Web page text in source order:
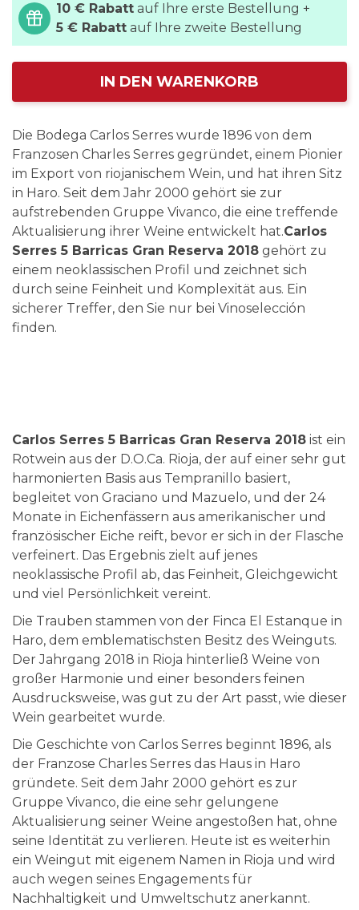
10 € Rabatt auf Ihre erste Bestellung +
5 € Rabatt auf Ihre zweite Bestellung
IN DEN WARENKORB
Die Bodega Carlos Serres wurde 1896 von dem
Franzosen Charles Serres gegründet, einem Pionier
im Export von riojanischem Wein, und hat ihren Sitz
in Haro. Seit dem Jahr 2000 gehört sie zur
aufstrebenden Gruppe Vivanco, die eine treffende
Aktualisierung ihrer Weine entwickelt hat.Carlos
Serres 5 Barricas Gran Reserva 2018 gehört zu
einem neoklassischen Profil und zeichnet sich
durch seine Feinheit und Komplexität aus. Ein
sicherer Treffer, den Sie nur bei Vinoselección
finden.
Carlos Serres 5 Barricas Gran Reserva 2018 ist ein
Rotwein aus der D.O.Ca. Rioja, der auf einer sehr gut
harmonierten Basis aus Tempranillo basiert,
begleitet von Graciano und Mazuelo, und der 24
Monate in Eichenfässern aus amerikanischer und
französischer Eiche reift, bevor er sich in der Flasche
verfeinert. Das Ergebnis zielt auf jenes
neoklassische Profil ab, das Feinheit, Gleichgewicht
und viel Persönlichkeit vereint.
Die Trauben stammen von der Finca El Estanque in
Haro, dem emblematischsten Besitz des Weinguts.
Der Jahrgang 2018 in Rioja hinterließ Weine von
großer Harmonie und einer besonders feinen
Ausdrucksweise, was gut zu der Art passt, wie dieser
Wein gearbeitet wurde.
Die Geschichte von Carlos Serres beginnt 1896, als
der Franzose Charles Serres das Haus in Haro
gründete. Seit dem Jahr 2000 gehört es zur
Gruppe Vivanco, die eine sehr gelungene
Aktualisierung seiner Weine angestoßen hat, ohne
seine Identität zu verlieren. Heute ist es weiterhin
ein Weingut mit eigenem Namen in Rioja und wird
auch wegen seines Engagements für
Nachhaltigkeit und Umweltschutz anerkannt.